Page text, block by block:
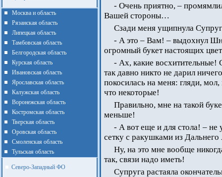
Москва и область
Рязанская область
Липецкая область
Тамбовская область
Белгородская область
Курская область
Ивановская область
Ярославская область
Калужская область
Воронежская область
Костромская область
Тверская область
Оровская область
Смоленская область
Тульская область
Северо-Западный ФО
- Очень приятно, –
Вашей стороны…
Сзади меня ущипнула
- А это – Вам! – выдохнул
огромный букет настоящих
- Ах, какие
так давно никто не дарил
покосилась на меня: гляди,
что некоторые!
Правильно, мне на такой
меньше!
- А вот еще и для стола! – не
сетку с ракушками из Дальнего
Ну, на это мне вообще
так, связи надо иметь!
Супруга растаяла